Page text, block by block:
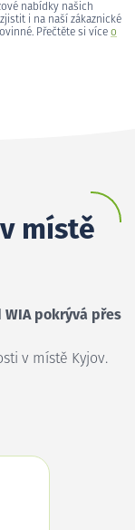
nabídky našich
i na naší zákaznické
Přečtěte si více o
místě
pokrývá přes
v místě Kyjov.